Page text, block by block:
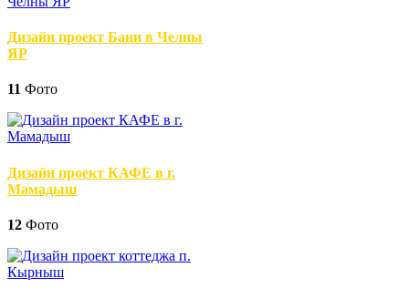
Дизайн проект Бани в Челны
ЯР
11 Фото
Дизайн проект КАФЕ в г.
Мамадыш
12 Фото